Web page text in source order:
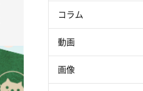
コラム
動画
画像